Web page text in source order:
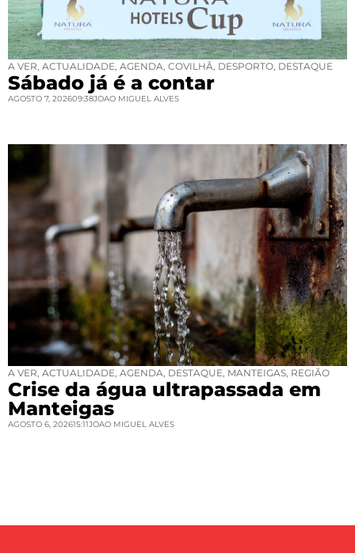
A VER, ACTUALIDADE, AGENDA, COVILHÃ, DESPORTO, DESTAQUE
Sábado já é a contar
AGOSTO 7, 202609:38JOAO MIGUEL ALVES
A VER, ACTUALIDADE, AGENDA, DESTAQUE, MANTEIGAS, REGIÃO
Crise da água ultrapassada em
Manteigas
AGOSTO 6, 202615:11JOAO MIGUEL ALVES